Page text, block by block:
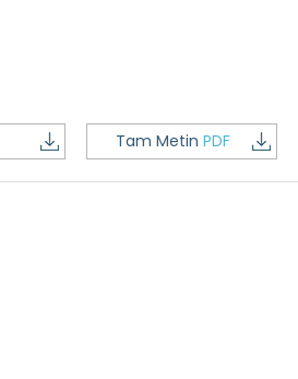
Tam Metin PDF